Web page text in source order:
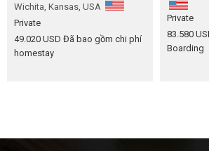
Wichita, Kansas, USA
Private
49.020 USD Đã bao gồm chi phí
homestay
Private
83.580
Boarding